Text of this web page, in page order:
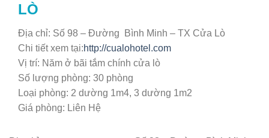
LÒ
Địa chỉ: Số 98 – Đường Bình Minh – TX Cửa Lò
Chi tiết xem tại:http://cualohotel.com
Vị trí: Năm ở bãi tắm chính cửa lò
Số lượng phòng: 30 phòng
Loại phòng: 2 dường 1m4, 3 dường 1m2
Giá phòng: Liên Hệ